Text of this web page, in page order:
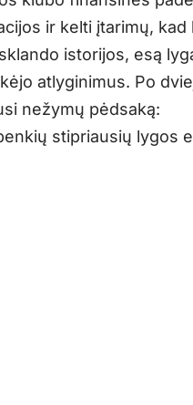
ir kelti įtarimų, kad
istorijos, esą
atlyginimus. Po
nežymų pėdsaką:
stipriausių lygos